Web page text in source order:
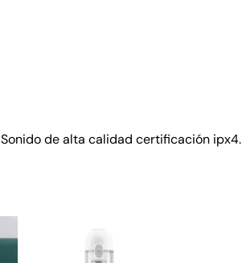
de alta calidad certificación ipx4.